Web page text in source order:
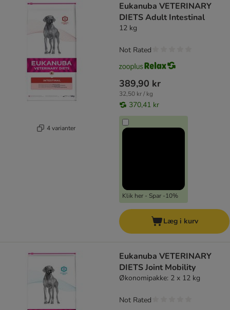
4 varianter
Eukanuba VETERINARY
DIETS Adult Intestinal
12 kg
389,90 kr
32,50 kr / kg
370,41 kr
Klik her - Spar -10%
Not Rated
Læg i kurv
Eukanuba VETERINARY
DIETS Joint Mobility
Økonomipakke: 2 x 12 kg
Not Rated